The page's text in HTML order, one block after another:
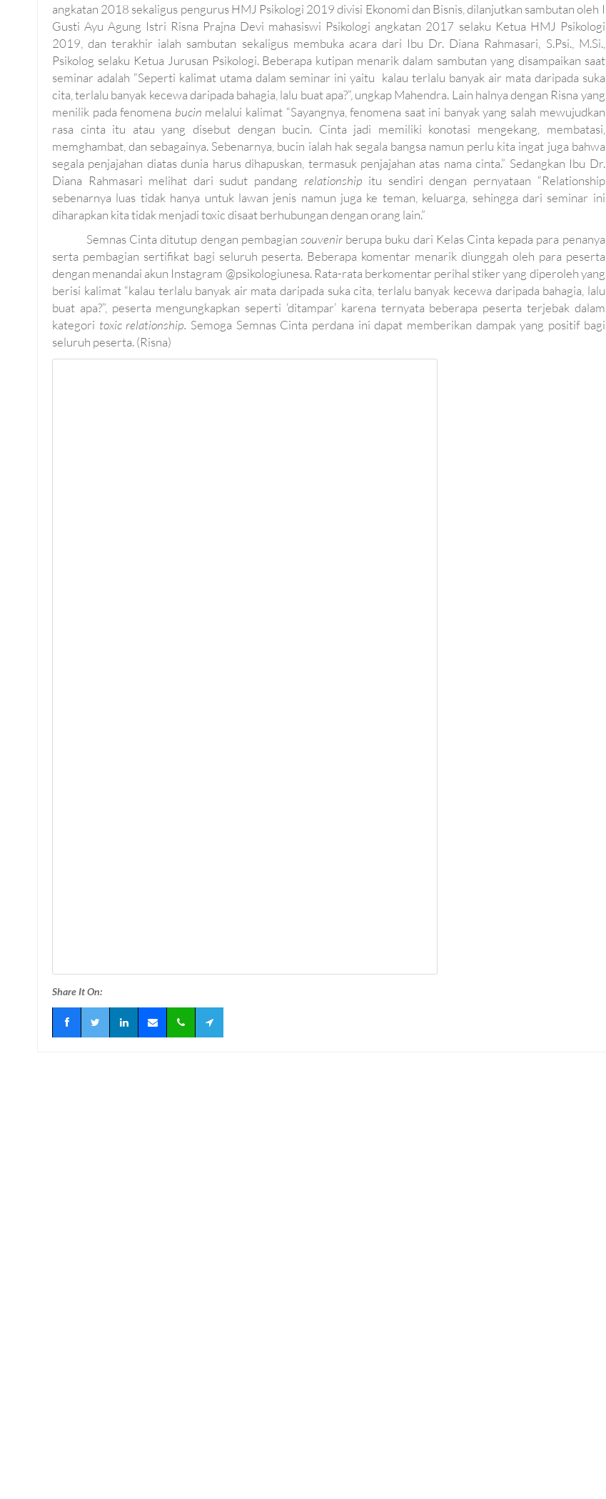
angkatan 2018 sekaligus pengurus HMJ Psikologi 2019 divisi Ekonomi dan Bisnis, dilanjutkan sambutan oleh I
Gusti Ayu Agung Istri Risna Prajna Devi mahasiswi Psikologi angkatan 2017 selaku Ketua HMJ Psikologi
2019, dan terakhir ialah sambutan sekaligus membuka acara dari Ibu Dr. Diana Rahmasari, S.Psi., M.Si.,
Psikolog selaku Ketua Jurusan Psikologi. Beberapa kutipan menarik dalam sambutan yang disampaikan saat
seminar adalah “Seperti kalimat utama dalam seminar ini yaitu kalau terlalu banyak air mata daripada suka
cita, terlalu banyak kecewa daripada bahagia, lalu buat apa?”, ungkap Mahendra. Lain halnya dengan Risna yang
menilik pada fenomena bucin melalui kalimat “Sayangnya, fenomena saat ini banyak yang salah mewujudkan
rasa cinta itu atau yang disebut dengan bucin. Cinta jadi memiliki konotasi mengekang, membatasi,
memghambat, dan sebagainya. Sebenarnya, bucin ialah hak segala bangsa namun perlu kita ingat juga bahwa
segala penjajahan diatas dunia harus dihapuskan, termasuk penjajahan atas nama cinta.” Sedangkan Ibu Dr.
Diana Rahmasari melihat dari sudut pandang relationship itu sendiri dengan pernyataan “Relationship
sebenarnya luas tidak hanya untuk lawan jenis namun juga ke teman, keluarga, sehingga dari seminar ini
diharapkan kita tidak menjadi toxic disaat berhubungan dengan orang lain.”
Semnas Cinta ditutup dengan pembagiansouvenir berupa buku dari Kelas Cinta kepada para penanya
serta pembagian sertifikat bagi seluruh peserta. Beberapa komentar menarik diunggah oleh para peserta
dengan menandai akun Instagram @psikologiunesa. Rata-rata berkomentar perihal stiker yang diperoleh yang
berisi kalimat “kalau terlalu banyak air mata daripada suka cita, terlalu banyak kecewa daripada bahagia, lalu
buat apa?”, peserta mengungkapkan seperti ‘ditampar’ karena ternyata beberapa peserta terjebak dalam
kategori toxic relationship. Semoga Semnas Cinta perdana ini dapat memberikan dampak yang positif bagi
seluruh peserta. (Risna)
Share It On: